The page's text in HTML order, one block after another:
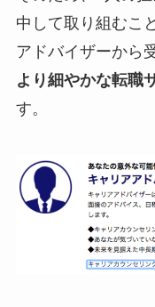
中して取り組むこ
アドバイザーから
より細やかな転職
す。